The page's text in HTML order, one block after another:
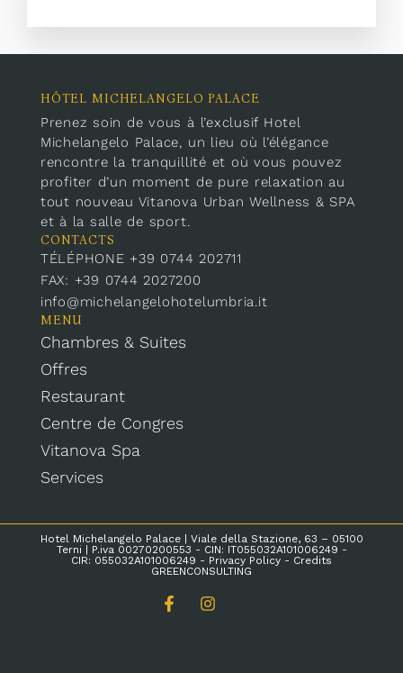
HÔTEL MICHELANGELO PALACE
Prenez soin de vous à l’exclusif Hotel
Michelangelo Palace, un lieu où l’élégance
rencontre la tranquillité et où vous pouvez
profiter d’un moment de pure relaxation au
tout nouveau Vitanova Urban Wellness & SPA
et à la salle de sport.
CONTACTS
TÉLÉPHONE +39 0744 202711
FAX: +39 0744 2027200
info@michelangelohotelumbria.it
MENU
Chambres & Suites
Offres
Restaurant
Centre de Congres
Vitanova Spa
Services
Hotel Michelangelo Palace | Viale della Stazione, 63 – 05100
Terni | P.iva 00270200553 - CIN: IT055032A101006249 -
CIR: 055032A101006249 - Privacy Policy - Credits
GREENCONSULTING